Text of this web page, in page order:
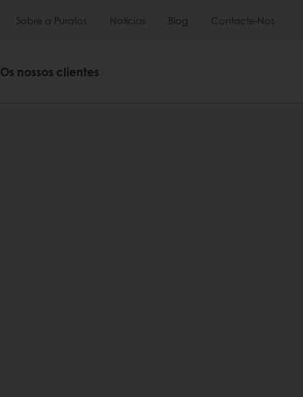
Sobre a Puratos Notícias Blog Contacte-Nos
Os nossos clientes